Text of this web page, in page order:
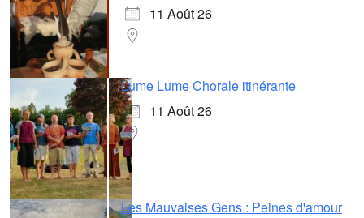
11 Août 26
Lume Lume Chorale itinérante
11 Août 26
Les Mauvaises Gens : Peines d'amour